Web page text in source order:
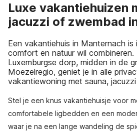
Luxe vakantiehuizen
jacuzzi of zwembad
Een vakantiehuis in Manternach
comfort en natuur wil combineren.
Luxemburgse dorp, midden in de
Moezelregio, geniet je in alle
vakantiewoning met sauna,
Stel je een knus vakantiehuisje voor
comfortabele ligbedden en een
waar je na een lange wandeling de